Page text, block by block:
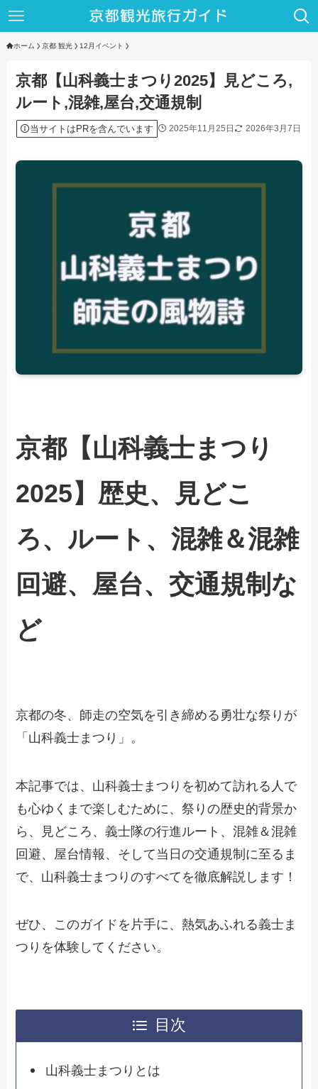
ホーム 京都 観光 12月イベント
京都【山科義士まつり2025】見どころ,
ルート,混雑,屋台,交通規制
当サイトはPRを含んでいます 2025年11月25日 2026年3月7日
京都【山科義士まつり
2025】歴史、見どこ
ろ、ルート、混雑＆混雑
回避、屋台、交通規制な
ど
京都の冬、師走の空気を引き締める勇壮な祭りが
「山科義士まつり」。
本記事では、山科義士まつりを初めて訪れる人で
も心ゆくまで楽しむために、祭りの歴史的背景か
ら、見どころ、義士隊の行進ルート、混雑＆混雑
回避、屋台情報、そして当日の交通規制に至るま
で、山科義士まつりのすべてを徹底解説します！
ぜひ、このガイドを片手に、熱気あふれる義士ま
つりを体験してください。
目次
山科義士まつりとは